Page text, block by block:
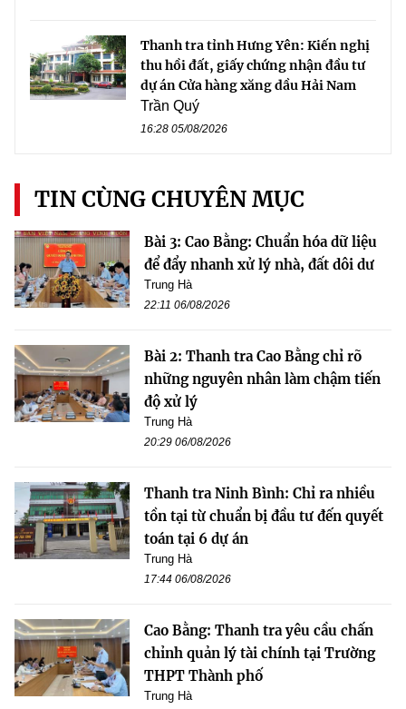
Thanh tra tỉnh Hưng Yên: Kiến nghị
thu hồi đất, giấy chứng nhận đầu tư
dự án Cửa hàng xăng dầu Hải Nam
Trần Quý
16:28 05/08/2026
TIN CÙNG CHUYÊN MỤC
Bài 3: Cao Bằng: Chuẩn hóa dữ liệu
để đẩy nhanh xử lý nhà, đất dôi dư
Trung Hà
22:11 06/08/2026
Bài 2: Thanh tra Cao Bằng chỉ rõ
những nguyên nhân làm chậm tiến
độ xử lý
Trung Hà
20:29 06/08/2026
Thanh tra Ninh Bình: Chỉ ra nhiều
tồn tại từ chuẩn bị đầu tư đến quyết
toán tại 6 dự án
Trung Hà
17:44 06/08/2026
Cao Bằng: Thanh tra yêu cầu chấn
chỉnh quản lý tài chính tại Trường
THPT Thành phố
Trung Hà